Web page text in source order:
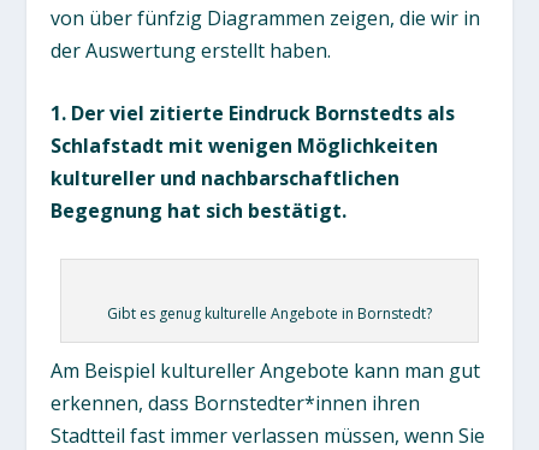
von über fünfzig Diagrammen zeigen, die wir in
der Auswertung erstellt haben.
1. Der viel zitierte Eindruck Bornstedts als
Schlafstadt mit wenigen Möglichkeiten
kultureller und nachbarschaftlichen
Begegnung hat sich bestätigt.
Gibt es genug kulturelle Angebote in Bornstedt?
Am Beispiel kultureller Angebote kann man gut
erkennen, dass Bornstedter*innen ihren
Stadtteil fast immer verlassen müssen, wenn Sie